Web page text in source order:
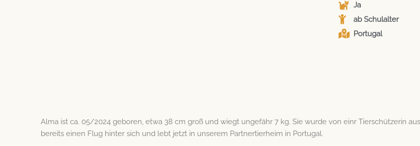
Ja
ab Schulalter
Portugal
Alma ist ca. 05/2024 geboren, etwa 38 cm groß und wiegt ungefähr 7 kg. Sie wurde von einr Tierschützerin
bereits einen Flug hinter sich und lebt jetzt in unserem Partnertierheim in Portugal.